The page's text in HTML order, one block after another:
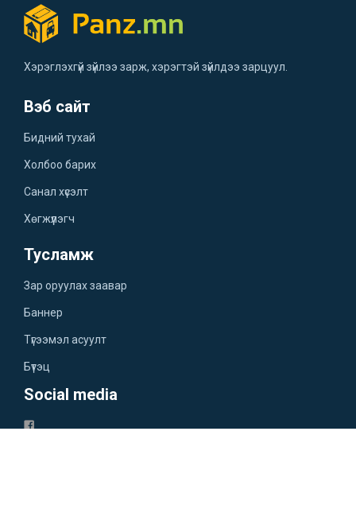
Хэрэглэхгүй зүйлээ зарж, хэрэгтэй зүйлдээ зарцуул.
Вэб сайт
Бидний тухай
Холбоо барих
Санал хүсэлт
Хөгжүүлэгч
Тусламж
Зар оруулах заавар
Баннер
Түгээмэл асуулт
Бүтэц
Social media